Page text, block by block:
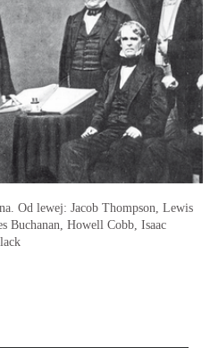
Od lewej: Jacob Thompson, Lewis
Buchanan, Howell Cobb, Isaac